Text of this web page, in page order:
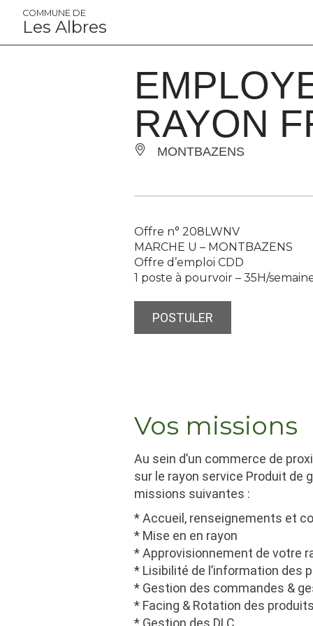
Panneau de gestion des cookies
COMMUNE DE
Les Albres
RAYON
MONTBAZENS
Offre n° 208LWNV
MARCHE U – MONTBAZENS
Offre d’emploi CDD
1 poste à pourvoir – 35H/
POSTULER
Vos missions
Au sein d’un commerce de
sur le rayon service Produit de
missions suivantes :
* Accueil, renseignements et
* Mise en en rayon
* Approvisionnement de votre
* Lisibilité de l’information des
* Gestion des commandes &
* Facing & Rotation des
* Gestion des DLC